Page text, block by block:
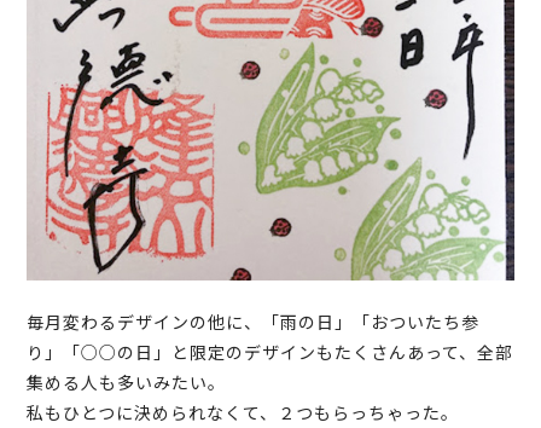
毎月変わるデザインの他に、「雨の日」「おついたち参
り」「○○の日」と限定のデザインもたくさんあって、全部
集める人も多いみたい。
私もひとつに決められなくて、２つもらっちゃった。